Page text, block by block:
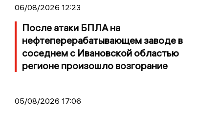
06/08/2026 12:23
После атаки БПЛА на
нефтеперерабатывающем заводе в
соседнем с Ивановской областью
регионе произошло возгорание
05/08/2026 17:06